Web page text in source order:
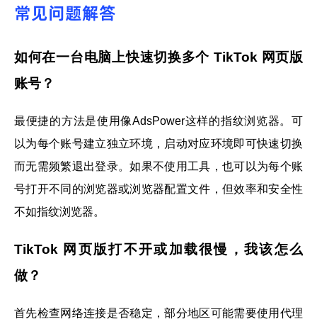
常见问题解答
如何在一台电脑上快速切换多个 TikTok 网页版
账号？
最便捷的方法是使用像AdsPower这样的指纹浏览器。可
以为每个账号建立独立环境，启动对应环境即可快速切换
而无需频繁退出登录。如果不使用工具，也可以为每个账
号打开不同的浏览器或浏览器配置文件，但效率和安全性
不如指纹浏览器。
TikTok 网页版打不开或加载很慢，我该怎么
做？
首先检查网络连接是否稳定，部分地区可能需要使用代理